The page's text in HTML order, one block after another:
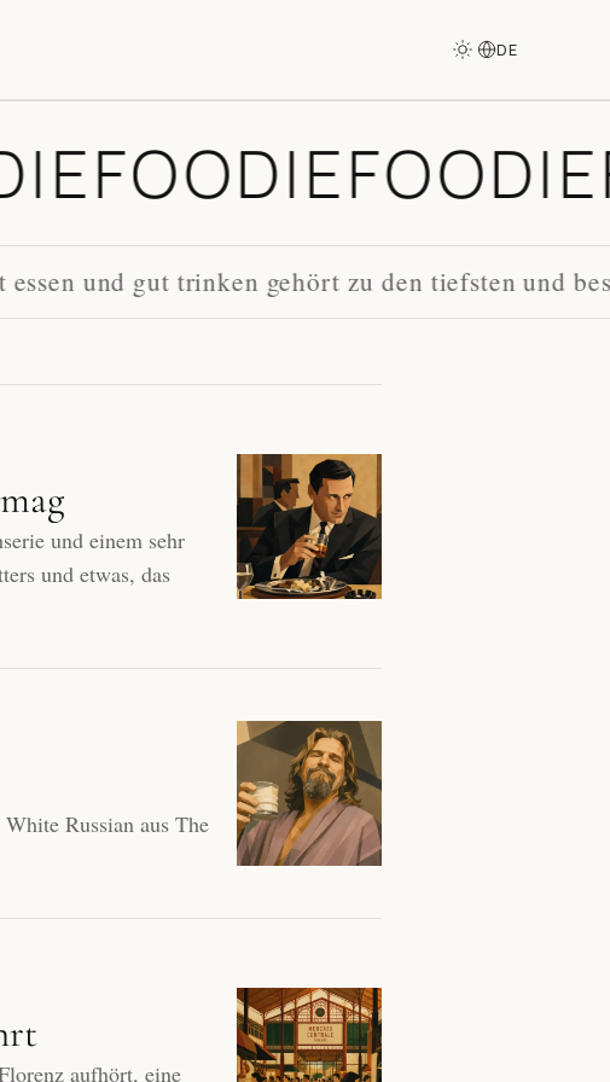
DE
FOODIE
und gut trinken gehört zu den tiefsten und
und einem sehr
und etwas, das
Russian aus The
aufhört, eine